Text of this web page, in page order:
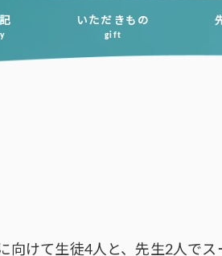
いただきもの
gift
向けて生徒4人と、先生2人で